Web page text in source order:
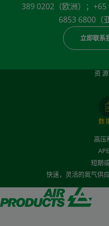
389 0202（欧洲）；
6853 6800（
立即联系
资
数
高压
短期
快速，灵活的氮气供